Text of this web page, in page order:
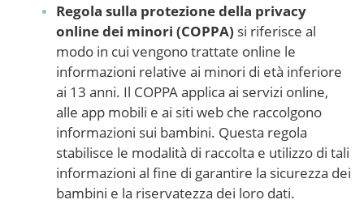
Regola sulla protezione della privacy
online dei minori (COPPA) si riferisce al
modo in cui vengono trattate online le
informazioni relative ai minori di età inferiore
ai 13 anni. Il COPPA applica ai servizi online,
alle app mobili e ai siti web che raccolgono
informazioni sui bambini. Questa regola
stabilisce le modalità di raccolta e utilizzo di tali
informazioni al fine di garantire la sicurezza dei
bambini e la riservatezza dei loro dati.